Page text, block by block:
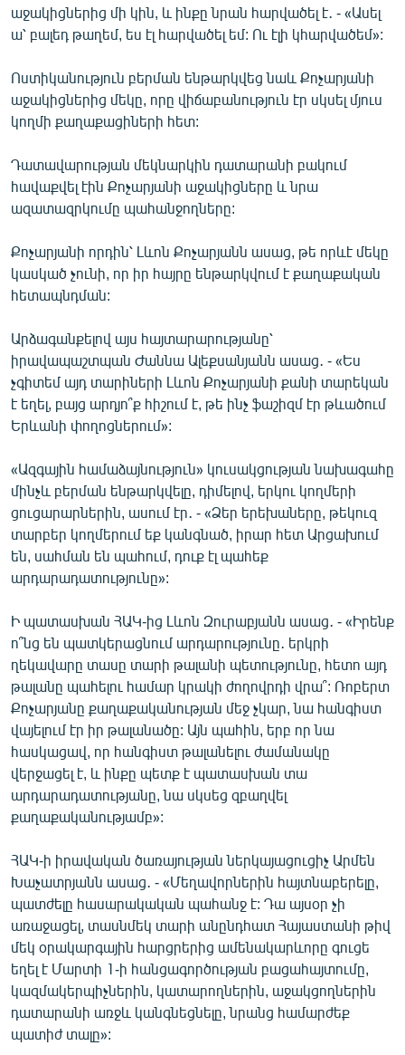
աջակիցներից մի կին, և ինքը նրան հարվածել է․ - «Ասել
ա՝ բալեդ թաղեմ, ես էլ հարվածել եմ: Ու էլի կհարվածեմ»:
Ոստիկանություն բերման ենթարկվեց նաև Քոչարյանի
աջակիցներից մեկը, որը վիճաբանություն էր սկսել մյուս
կողմի քաղաքացիների հետ:
Դատավարության մեկնարկին դատարանի բակում
հավաքվել էին Քոչարյանի աջակիցները և նրա
ազատազրկումը պահանջողները:
Քոչարյանի որդին՝ Լևոն Քոչարյանն ասաց, թե որևէ մեկը
կասկած չունի, որ իր հայրը ենթարկվում է քաղաքական
հետապնդման:
Արձագանքելով այս հայտարարությանը՝
իրավապաշտպան Ժաննա Ալեքսանյանն ասաց․ - «Ես
չգիտեմ այդ տարիների Լևոն Քոչարյանի քանի տարեկան
է եղել, բայց արդյո՞ք հիշում է, թե ինչ ֆաշիզմ էր թևածում
Երևանի փողոցներում»:
«Ազգային համաձայնություն» կուսակցության նախագահը
մինչև բերման ենթարկվելը, դիմելով, երկու կողմերի
ցուցարարներին, ասում էր․ - «Ձեր երեխաները, թեկուզ
տարբեր կողմերում եք կանգնած, իրար հետ Արցախում
են, սահման են պահում, դուք էլ պահեք
արդարադատությունը»:
Ի պատասխան ՀԱԿ-ից Լևոն Զուրաբյանն ասաց․ - «Իրենք
ո՞նց են պատկերացնում արդարությունը․ երկրի
ղեկավարը տասը տարի թալանի պետությունը, հետո այդ
թալանը պահելու համար կրակի ժողովրդի վրա՞: Ռոբերտ
Քոչարյանը քաղաքականության մեջ չկար, նա հանգիստ
վայելում էր իր թալանածը: Այն պահին, երբ որ նա
հասկացավ, որ հանգիստ թալանելու ժամանակը
վերջացել է, և ինքը պետք է պատասխան տա
արդարադատությանը, նա սկսեց զբաղվել
քաղաքականությամբ»:
ՀԱԿ-ի իրավական ծառայության ներկայացուցիչ Արմեն
Խաչատրյանն ասաց․ - «Մեղավորներին հայտնաբերելը,
պատժելը հասարակական պահանջ է: Դա այսօր չի
առաջացել, տասնմեկ տարի անընդհատ Հայաստանի թիվ
մեկ օրակարգային հարցրերից ամենակարևորը գուցե
եղել է Մարտի 1-ի հանցագործության բացահայտումը,
կազմակերպիչներին, կատարողներին, աջակցողներին
դատարանի առջև կանգնեցնելը, նրանց համարժեք
պատիժ տալը»: